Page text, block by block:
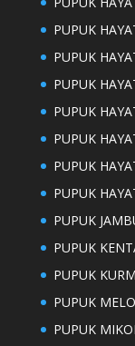
PUPUK
PUPUK
PUPUK
PUPUK
PUPUK
PUPUK
PUPUK
PUPUK
PUPUK
PUPUK
PUPUK
PUPUK